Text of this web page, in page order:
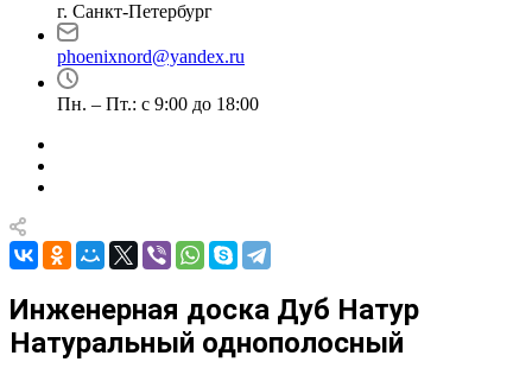
г. Санкт-Петербург
phoenixnord@yandex.ru
Пн. – Пт.: с 9:00 до 18:00
Инженерная доска Дуб Натур
Натуральный однополосный